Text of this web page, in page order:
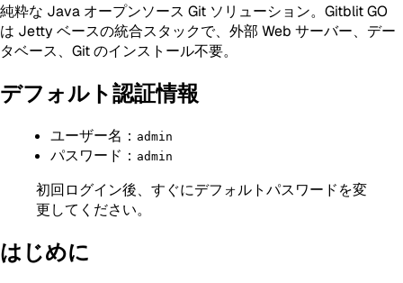
純粋な Java オープンソース Git ソリューション。Gitblit GO
は Jetty ベースの統合スタックで、外部 Web サーバー、デー
タベース、Git のインストール不要。
デフォルト認証情報
ユーザー名： admin
パスワード： admin
初回ログイン後、すぐにデフォルトパスワードを変
更してください。
はじめに